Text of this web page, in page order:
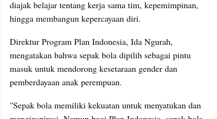
diajak belajar tentang kerja sama tim, kepemimpinan,
hingga membangun kepercayaan diri.
Direktur Program Plan Indonesia, Ida Ngurah,
mengatakan bahwa sepak bola dipilih sebagai pintu
masuk untuk mendorong kesetaraan gender dan
pemberdayaan anak perempuan.
"Sepak bola memiliki kekuatan untuk menyatukan dan